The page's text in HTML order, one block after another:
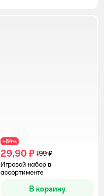
−84%
29,90 ₽ 199 ₽
Игровой набор в
ассортименте
В корзину